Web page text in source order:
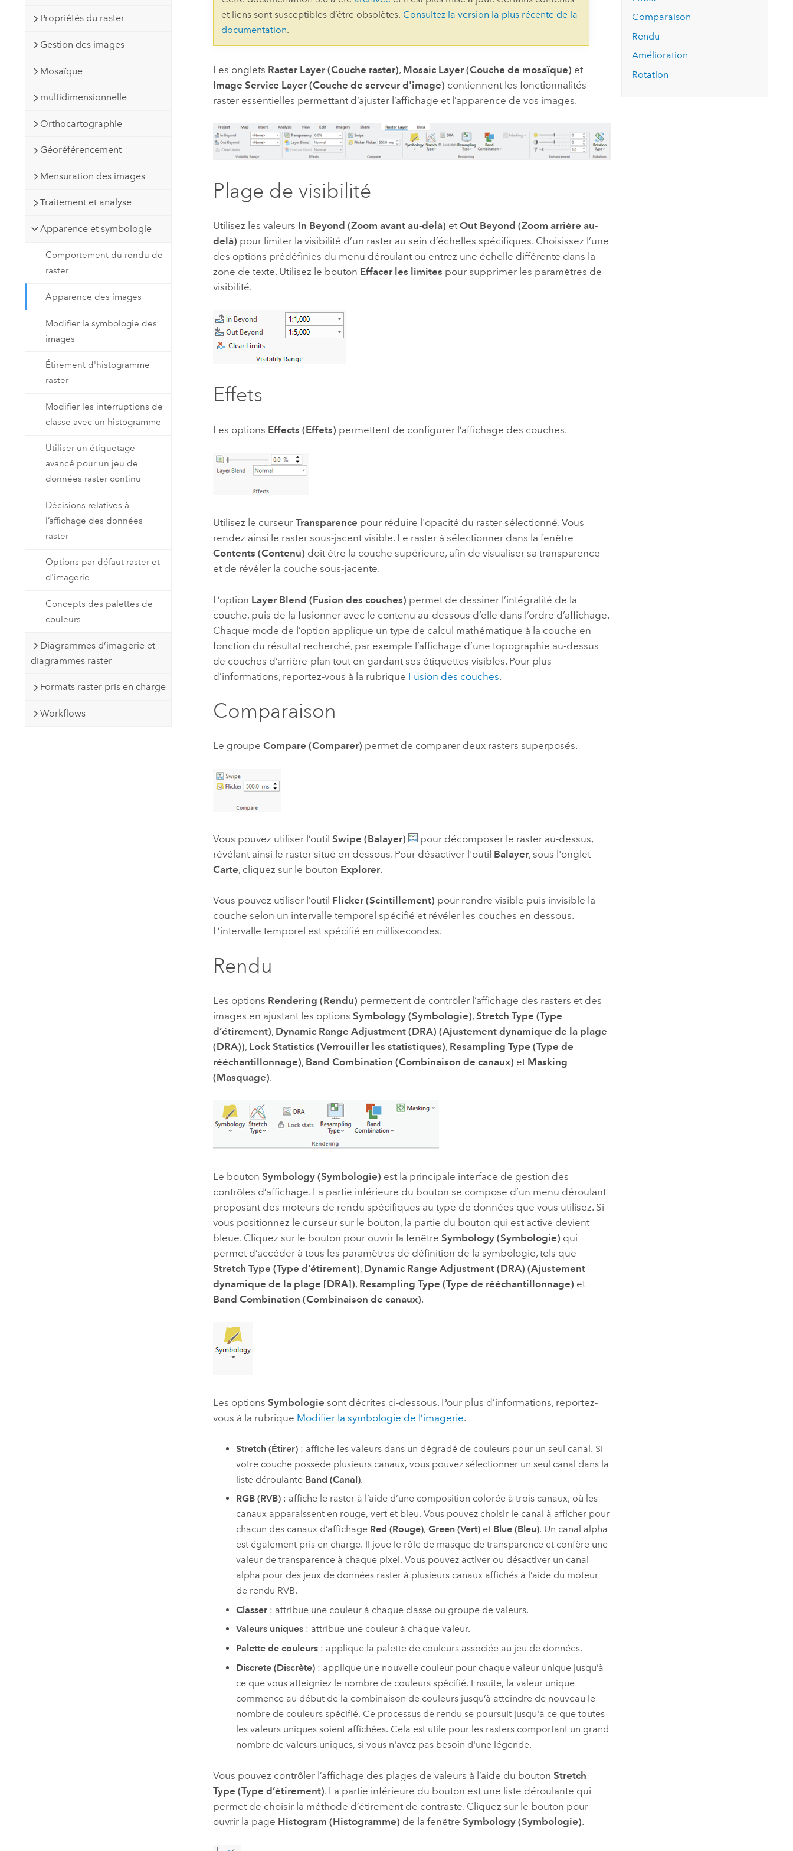
Technologie Developer
cartographie et d’analyse spatiale
Tous les produits
essai gratuit.
Découvrir ArcGIS Pro
Ressources naturelles Explorer ce cours
professionnels et
perspectives et
l’univers
Tous les récits
Lire le récit
Propriétés du raster
Gestion des images
Mosaïque
multidimensionnelle
Orthocartographie
Géoréférencement
Mensuration des images
Traitement et analyse
Apparence et symbologie
Comportement du rendu de
raster
Apparence des images
Modifier la symbologie des
images
Étirement d'histogramme
raster
Modifier les interruptions de
classe avec un histogramme
Utiliser un étiquetage
avancé pour un jeu de
données raster continu
Décisions relatives à
l’affichage des données
raster
Options par défaut raster et
d'imagerie
Concepts des palettes de
couleurs
Diagrammes d’imagerie et
diagrammes raster
Formats raster pris en charge
Workflows
et liens sont susceptibles d’être obsolètes. Consultez la version la plus récente de la
documentation.
Les onglets Raster Layer (Couche raster), Mosaic Layer (Couche de mosaïque) et
Image Service Layer (Couche de serveur d'image) contiennent les fonctionnalités
raster essentielles permettant d’ajuster l’affichage et l’apparence de vos images.
Plage de visibilité
Utilisez les valeurs In Beyond (Zoom avant au-delà) etOut Beyond (Zoom arrière au-
delà) pour limiter la visibilité d’un raster au sein d’échelles spécifiques. Choisissez l’une
des options prédéfinies du menu déroulant ou entrez une échelle différente dans la
zone de texte. Utilisez le bouton Effacer les limites pour supprimer les paramètres de
visibilité.
Effets
Les options Effects (Effets) permettent de configurer l’affichage des couches.
Utilisez le curseurTransparence pour réduire l'opacité du raster sélectionné. Vous
rendez ainsi le raster sous-jacent visible. Le raster à sélectionner dans la fenêtre
Contents (Contenu) doit être la couche supérieure, afin de visualiser sa transparence
et de révéler la couche sous-jacente.
L’option Layer Blend (Fusion des couches) permet de dessiner l’intégralité de la
couche, puis de la fusionner avec le contenu au-dessous d’elle dans l’ordre d’affichage.
Chaque mode de l’option applique un type de calcul mathématique à la couche en
fonction du résultat recherché, par exemple l’affichage d’une topographie au-dessus
de couches d’arrière-plan tout en gardant ses étiquettes visibles. Pour plus
d’informations, reportez-vous à la rubrique Fusion des couches.
Comparaison
Le groupeCompare (Comparer) permet de comparer deux rasters superposés.
Vous pouvez utiliser l’outilSwipe (Balayer)
pour décomposer le raster au-dessus,
révélant ainsi le raster situé en dessous. Pour désactiver l'outil Balayer, sous l'onglet
Carte, cliquez sur le bouton Explorer.
Vous pouvez utiliser l’outil Flicker (Scintillement) pour rendre visible puis invisible la
couche selon un intervalle temporel spécifié et révéler les couches en dessous.
L’intervalle temporel est spécifié en millisecondes.
Rendu
Les options Rendering (Rendu) permettent de contrôler l’affichage des rasters et des
images en ajustant les optionsSymbology (Symbologie),Stretch Type (Type
d’étirement), Dynamic Range Adjustment (DRA) (Ajustement dynamique de la plage
(DRA)), Lock Statistics (Verrouiller les statistiques), Resampling Type (Type de
rééchantillonnage), Band Combination (Combinaison de canaux) et Masking
(Masquage).
Le boutonSymbology (Symbologie) est la principale interface de gestion des
contrôles d’affichage. La partie inférieure du bouton se compose d’un menu déroulant
proposant des moteurs de rendu spécifiques au type de données que vous utilisez. Si
vous positionnez le curseur sur le bouton, la partie du bouton qui est active devient
bleue. Cliquez sur le bouton pour ouvrir la fenêtreSymbology (Symbologie) qui
permet d’accéder à tous les paramètres de définition de la symbologie, tels que
Stretch Type (Type d’étirement), Dynamic Range Adjustment (DRA) (Ajustement
dynamique de la plage [DRA]), Resampling Type (Type de rééchantillonnage) et
Band Combination (Combinaison de canaux).
Les optionsSymbologie sont décrites ci-dessous. Pour plus d’informations, reportez-
vous à la rubrique Modifier la symbologie de l’imagerie.
Stretch (Étirer): affiche les valeurs dans un dégradé de couleurs pour un seul canal. Si
votre couche possède plusieurs canaux, vous pouvez sélectionner un seul canal dans la
liste déroulante Band (Canal).
RGB (RVB): affiche le raster à l’aide d’une composition colorée à trois canaux, où les
canaux apparaissent en rouge, vert et bleu. Vous pouvez choisir le canal à afficher pour
chacun des canaux d’affichage Red (Rouge), Green (Vert)et Blue (Bleu). Un canal alpha
est également pris en charge. Il joue le rôle de masque de transparence et confère une
valeur de transparence à chaque pixel. Vous pouvez activer ou désactiver un canal
alpha pour des jeux de données raster à plusieurs canaux affichés à l’aide du moteur
de rendu RVB.
Classer: attribue une couleur à chaque classe ou groupe de valeurs.
Valeurs uniques: attribue une couleur à chaque valeur.
Palette de couleurs: applique la palette de couleurs associée au jeu de données.
Discrete (Discrète): applique une nouvelle couleur pour chaque valeur unique jusqu’à
ce que vous atteigniez le nombre de couleurs spécifié. Ensuite, la valeur unique
commence au début de la combinaison de couleurs jusqu’à atteindre de nouveau le
nombre de couleurs spécifié. Ce processus de rendu se poursuit jusqu'à ce que toutes
les valeurs uniques soient affichées. Cela est utile pour les rasters comportant un grand
nombre de valeurs uniques, si vous n'avez pas besoin d'une légende.
Vous pouvez contrôler l’affichage des plages de valeurs à l’aide du boutonStretch
Type (Type d’étirement). La partie inférieure du bouton est une liste déroulante qui
permet de choisir la méthode d’étirement de contraste. Cliquez sur le bouton pour
ouvrir la page Histogram (Histogramme) de la fenêtreSymbology (Symbologie).
Comparaison
Rendu
Amélioration
Rotation